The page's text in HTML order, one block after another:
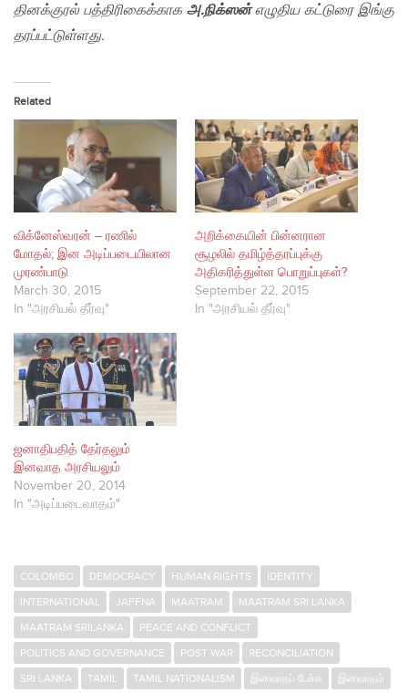
தினக்குரல் பத்திரிகைக்காக அ.நிக்ஸன்எழுதிய கட்டுரை இங்கு
தரப்பட்டுள்ளது.
Related
விக்னேஸ்வரன் – ரணில்
மோதல்; இன அடிப்படையிலான
முரண்பாடு
March 30, 2015
In "அரசியல் தீர்வு"
அறிக்கையின் பின்னரான
சூழலில் தமிழ்த்தரப்புக்கு
அதிகரித்துள்ள பொறுப்புகள்?
September 22, 2015
In "அரசியல் தீர்வு"
ஜனாதிபதித் தேர்தலும்
இனவாத அரசியலும்
November 20, 2014
In "அடிப்படைவாதம்"
COLOMBO DEMOCRACY HUMAN RIGHTS
IDENTITY
INTERNATIONAL
JAFFNA MAATRAM
MAATRAM SRI LANKA
MAATRAM SRILANKA
PEACE AND CONFLICT
POLITICS AND GOVERNANCE
POST WAR
RECONCILIATION
SRI LANKA
TAMIL TAMIL NATIONALISM இனவாதப் பேச்சு இனவாதம்